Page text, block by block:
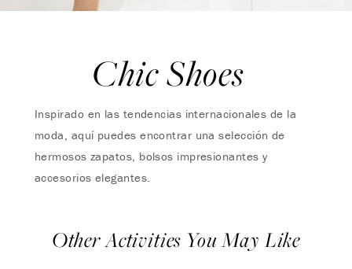
Chic Shoes
Inspirado en las tendencias internacionales de la
moda, aquí puedes encontrar una selección de
hermosos zapatos, bolsos impresionantes y
accesorios elegantes.
Other Activities You May Like